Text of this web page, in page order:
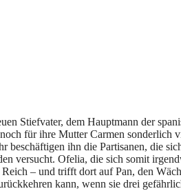
Stiefvater, dem Hauptmann der
für ihre Mutter Carmen sonderlich
beschäftigen ihn die Partisanen, die
versucht. Ofelia, die sich somit
– und trifft dort auf Pan, den
kann, wenn sie drei